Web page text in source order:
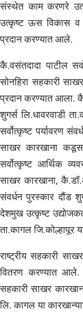
संस्थेत काम करणरे
उत्कृष्ट ऊस विकास व
प्रदान करण्यात आले.
कै.वसंतदादा पाटील
सोनहिरा सहकारी
प्रदान करण्यात आला.
शुगर्स लि.धावरवाडी
सर्वोत्कृष्ट पर्यावरण
साखर कारखाना कडूस
सर्वोत्कृष्ट आर्थिक
साखर कारखाना,
संवर्धन पुरस्कार दौंड
देशमुख उत्कृष्ट
ता.कागल जि.कोल्हापूर
राष्ट्रीय सहकारी
वितरण करण्यात आले.
सहकारी साखर
लि. कागल या